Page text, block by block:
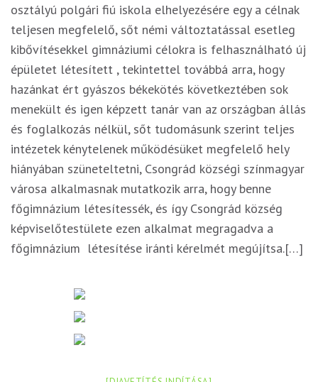
osztályú polgári fiú iskola elhelyezésére egy a célnak
teljesen megfelelő, sőt némi változtatással esetleg
kibővítésekkel gimnáziumi célokra is felhasználható új
épületet létesített , tekintettel továbbá arra, hogy
hazánkat ért gyászos békekötés következtében sok
menekült és igen képzett tanár van az országban állás
és foglalkozás nélkül, sőt tudomásunk szerint teljes
intézetek kénytelenek működésüket megfelelő hely
hiányában szüneteltetni, Csongrád községi színmagyar
városa alkalmasnak mutatkozik arra, hogy benne
főgimnázium létesítessék, és így Csongrád község
képviselőtestülete ezen alkalmat megragadva a
főgimnázium létesítése iránti kérelmét megújítsa.[…]